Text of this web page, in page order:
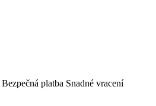
Bezpečná platba Snadné vracení